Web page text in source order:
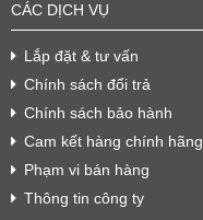
CÁC DỊCH VỤ
Lắp đặt & tư vấn
Chính sách đổi trả
Chính sách bảo hành
Cam kết hàng chính hãng
Phạm vi bán hàng
Thông tin công ty